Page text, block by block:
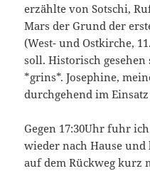
erzählte von Sotschi,
Mars der Grund der
(West- und Ostkirche,
soll. Historisch
*grins*. Josephine,
durchgehend im Einsatz
Gegen 17:30Uhr fuhr
wieder nach Hause
auf dem Rückweg kurz